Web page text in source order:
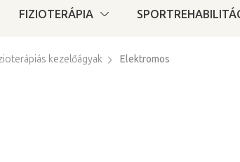
FIZIOTERÁPIA
kezelőágyak Elektromos